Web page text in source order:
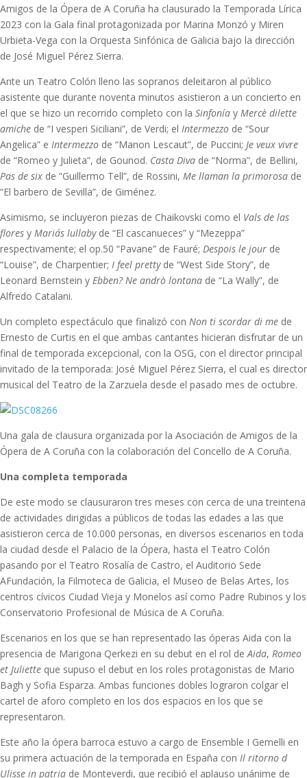
Amigos de la Ópera de A Coruña ha clausurado la Temporada Lírica
2023 con la Gala final protagonizada por Marina Monzó y Miren
Urbieta-Vega con la Orquesta Sinfónica de Galicia bajo la dirección
de José Miguel Pérez Sierra.
Ante un Teatro Colón lleno las sopranos deleitaron al público
asistente que durante noventa minutos asistieron a un concierto en
el que se hizo un recorrido completo con la Sinfonía y Mercè dilette
amiche de “I vesperi Siciliani”, de Verdi; el Intermezzo de “Sour
Angelica” e Intermezzo de “Manon Lescaut”, de Puccini; Je veux vivre
de “Romeo y Julieta”, de Gounod. Casta Diva de “Norma”, de Bellini,
Pas de six de “Guillermo Tell”, de Rossini, Me llaman la primorosa de
“El barbero de Sevilla”, de Giménez.
Asimismo, se incluyeron piezas de Chaikovski como el Vals de las
flores y Maria´s lullabyde “El cascanueces” y “Mezeppa”
respectivamente; el op.50 “Pavane” de Fauré; Despois le jour de
“Louise”, de Charpentier; I feel prettyde “West Side Story”, de
Leonard Bernstein y Ebben? Ne andrò lontana de “La Wally”, de
Alfredo Catalani.
Un completo espectáculo que finalizó con Non ti scordar di me de
Ernesto de Curtis en el que ambas cantantes hicieran disfrutar de un
final de temporada excepcional, con la OSG, con el director principal
invitado de la temporada: José Miguel Pérez Sierra, el cual es director
musical del Teatro de la Zarzuela desde el pasado mes de octubre.
Una gala de clausura organizada por la Asociación de Amigos de la
Ópera de A Coruña con la colaboración del Concello de A Coruña.
Una completa temporada
De este modo se clausuraron tres meses con cerca de una treintena
de actividades dirigidas a públicos de todas las edades a las que
asistieron cerca de 10.000 personas, en diversos escenarios en toda
la ciudad desde el Palacio de la Ópera, hasta el Teatro Colón
pasando por el Teatro Rosalía de Castro, el Auditorio Sede
AFundación, la Filmoteca de Galicia, el Museo de Belas Artes, los
centros cívicos Ciudad Vieja y Monelos así como Padre Rubinos y los
Conservatorio Profesional de Música de A Coruña.
Escenarios en los que se han representado las óperas Aida con la
presencia de Marigona Qerkezi en su debut en el rol deAida, Romeo
et Juliette que supuso el debut en los roles protagonistas de Mario
Bagh y Sofia Esparza. Ambas funciones dobles lograron colgar el
cartel de aforo completo en los dos espacios en los que se
representaron.
Este año la ópera barroca estuvo a cargo de Ensemble I Gemelli en
su primera actuación de la temporada en España con Il ritorno d
´Ulisse in patria de Monteverdi, que recibió el aplauso unánime de